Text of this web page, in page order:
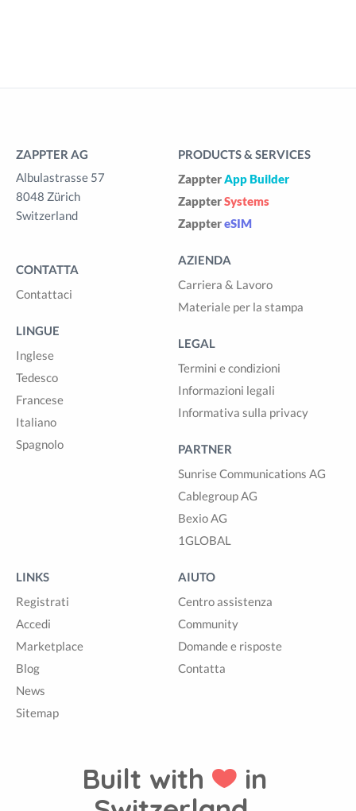
ZAPPTER AG
Albulastrasse 57
8048 Zürich
Switzerland
CONTATTA
Contattaci
LINGUE
Inglese
Tedesco
Francese
Italiano
Spagnolo
PRODUCTS & SERVICES
ZappterApp Builder
ZappterSystems
ZapptereSIM
AZIENDA
Carriera & Lavoro
Materiale per la stampa
LEGAL
Termini e condizioni
Informazioni legali
Informativa sulla privacy
PARTNER
Sunrise Communications AG
Cablegroup AG
Bexio AG
1GLOBAL
LINKS
Registrati
Accedi
Marketplace
Blog
News
Sitemap
AIUTO
Centro assistenza
Community
Domande e risposte
Contatta
Built with
in